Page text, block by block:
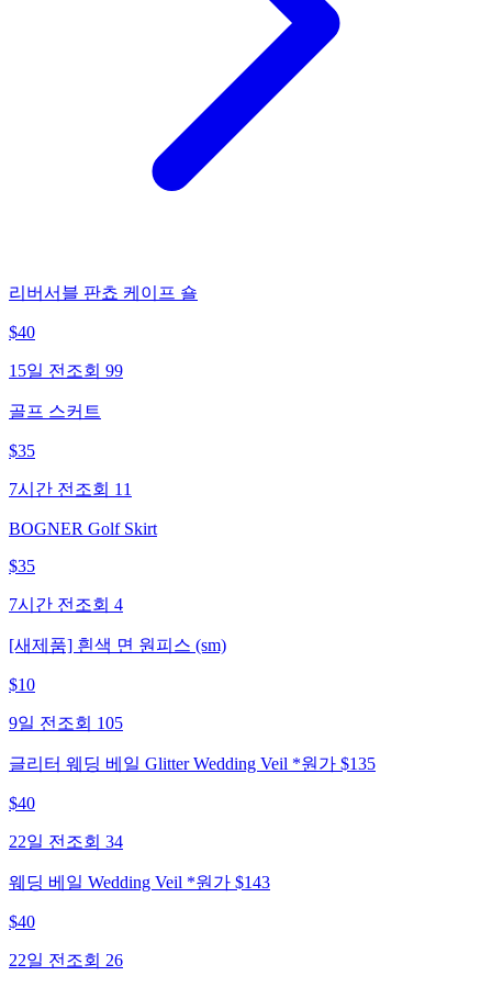
리버서블 판쵸 케이프 숄
$40
15일 전 조회 99
골프 스커트
$35
7시간 전 조회 11
BOGNER Golf Skirt
$35
7시간 전 조회 4
[새제품] 흰색 면 원피스 (sm)
$10
9일 전 조회 105
글리터 웨딩 베일 Glitter Wedding Veil *원가 $135
$40
22일 전 조회 34
웨딩 베일 Wedding Veil *원가 $143
$40
22일 전 조회 26